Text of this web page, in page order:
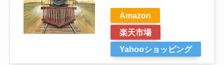
Amazon
楽天市場
Yahooショッピング